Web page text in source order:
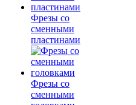
Фрезы со
сменными
пластинами
Фрезы со
сменными